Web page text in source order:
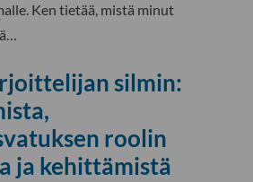
Ken tietää, mistä minut
silmin:
roolin
ja kehittämistä